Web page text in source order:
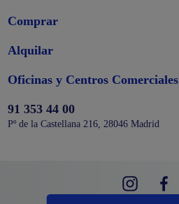
Comprar
Alquilar
Oficinas y Centros Comerciales
91 353 44 00
Pº de la Castellana 216, 28046 Madrid